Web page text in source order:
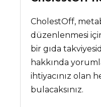
CholestOff,
düzenlenmesi
bir gıda
hakkında
ihtiyacınız olan
bulacaksınız.